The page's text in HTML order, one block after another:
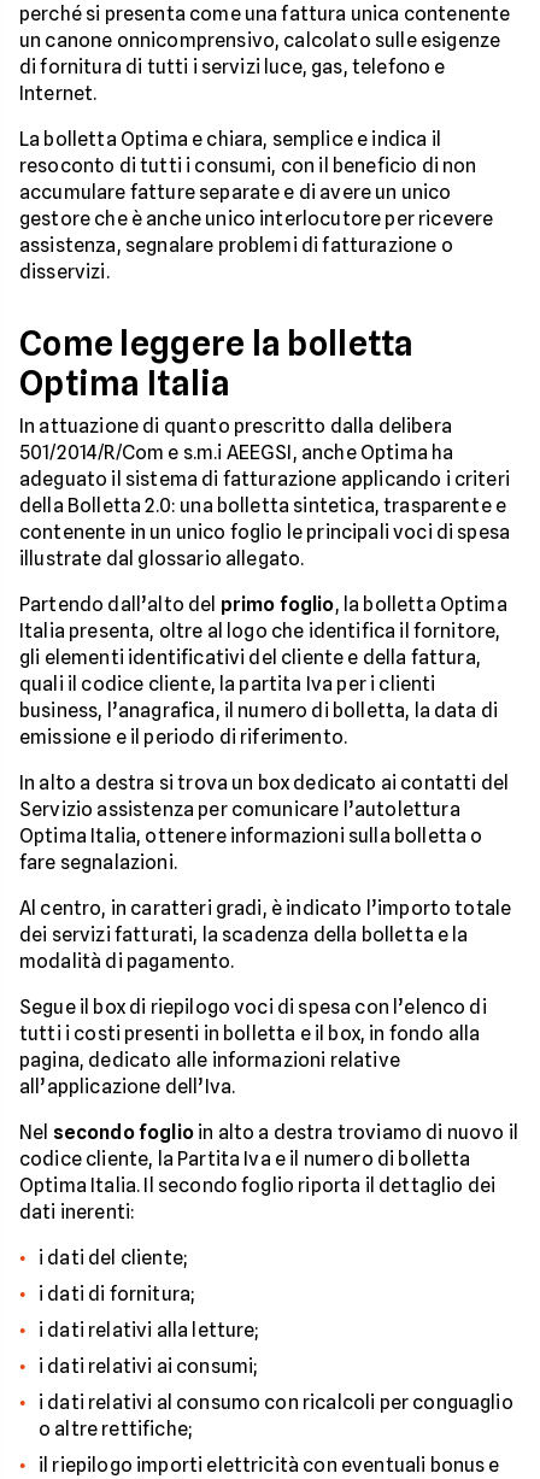
perché si presenta come una fattura unica contenente
un canone onnicomprensivo, calcolato sulle esigenze
di fornitura di tutti i servizi luce, gas, telefono e
Internet.
La bolletta Optima e chiara, semplice e indica il
resoconto di tutti i consumi, con il beneficio di non
accumulare fatture separate e di avere un unico
gestore che è anche unico interlocutore per ricevere
assistenza, segnalare problemi di fatturazione o
disservizi.
Come leggere la bolletta
Optima Italia
In attuazione di quanto prescritto dalla delibera
501/2014/R/Com e s.m.i AEEGSI, anche Optima ha
adeguato il sistema di fatturazione applicando i criteri
della Bolletta 2.0: una bolletta sintetica, trasparente e
contenente in un unico foglio le principali voci di spesa
illustrate dal glossario allegato.
Partendo dall’alto del primo foglio, la bolletta Optima
Italia presenta, oltre al logo che identifica il fornitore,
gli elementi identificativi del cliente e della fattura,
quali il codice cliente, la partita Iva per i clienti
business, l’anagrafica, il numero di bolletta, la data di
emissione e il periodo di riferimento.
In alto a destra si trova un box dedicato ai contatti del
Servizio assistenza per comunicare l’autolettura
Optima Italia, ottenere informazioni sulla bolletta o
fare segnalazioni.
Al centro, in caratteri gradi, è indicato l’importo totale
dei servizi fatturati, la scadenza della bolletta e la
modalità di pagamento.
Segue il box di riepilogo voci di spesa con l’elenco di
tutti i costi presenti in bolletta e il box, in fondo alla
pagina, dedicato alle informazioni relative
all’applicazione dell’Iva.
Nel secondo foglioin alto a destra troviamo di nuovo il
codice cliente, la Partita Iva e il numero di bolletta
Optima Italia. Il secondo foglio riporta il dettaglio dei
dati inerenti:
i dati del cliente;
i dati di fornitura;
i dati relativi alla letture;
i dati relativi ai consumi;
i dati relativi al consumo con ricalcoli per conguaglio
o altre rettifiche;
il riepilogo importi elettricità con eventuali bonus e